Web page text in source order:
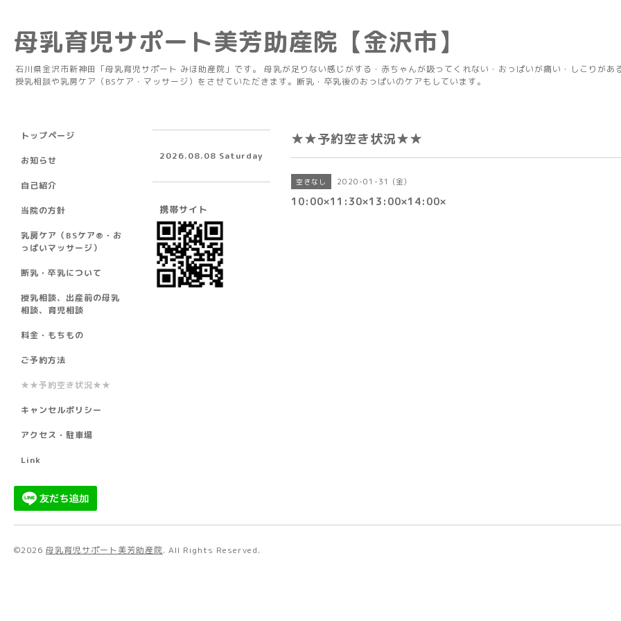
母乳育児サポート美芳助産院【金沢市】
石川県金沢市新神田「母乳育児サポート みほ助産院」です。 母乳が足りない感じがする・赤ちゃんが吸ってくれない・おっぱいが痛い・しこりがあ
授乳相談や乳房ケア（BSケア・マッサージ）をさせていただきます。断乳・卒乳後のおっぱいのケアもしています。
★★予約空き状況★★
空きなし 2020-01-31 (金)
10:00×11:30×13:00×14:00×
トップページ
お知らせ
自己紹介
当院の方針
乳房ケア（BSケア®︎・お
っぱいマッサージ）
断乳・卒乳について
授乳相談、出産前の母乳
相談、育児相談
料金・もちもの
ご予約方法
★★予約空き状況★★
キャンセルポリシー
アクセス・駐車場
Link
2026.08.08 Saturday
携帯サイト
©2026 母乳育児サポート美芳助産院. All Rights Reserved.